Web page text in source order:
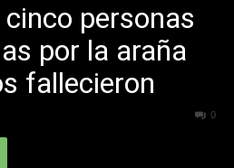
personas
por la araña
fallecieron
0